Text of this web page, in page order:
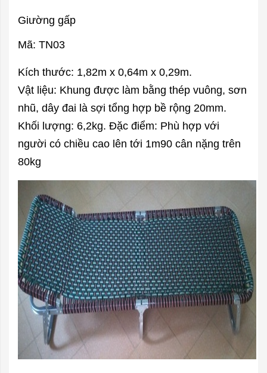
Giường gấp
Mã: TN03
Kích thước: 1,82m x 0,64m x 0,29m.
Vật liệu: Khung được làm bằng thép vuông, sơn
nhũ, dây đai là sợi tổng hợp bề rộng 20mm.
Khối lượng: 6,2kg. Đặc điểm: Phù hợp với
người có chiều cao lên tới 1m90 cân nặng trên
80kg